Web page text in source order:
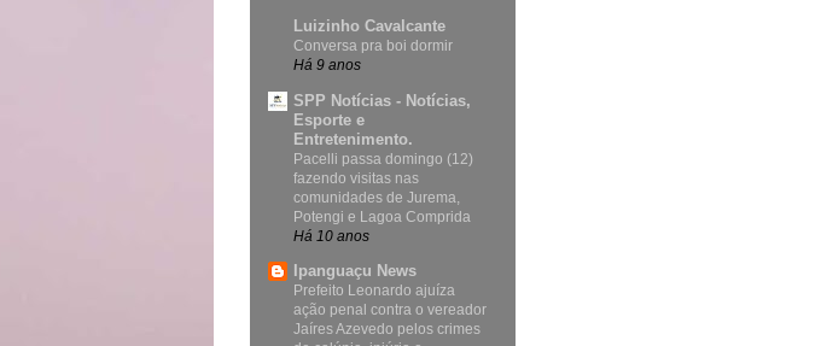
Luizinho Cavalcante
Conversa pra boi dormir
Há 9 anos
SPP Notícias - Notícias,
Esporte e
Entretenimento.
Pacelli passa domingo (12)
fazendo visitas nas
comunidades de Jurema,
Potengi e Lagoa Comprida
Há 10 anos
Ipanguaçu News
Prefeito Leonardo ajuíza
ação penal contra o vereador
Jaíres Azevedo pelos crimes